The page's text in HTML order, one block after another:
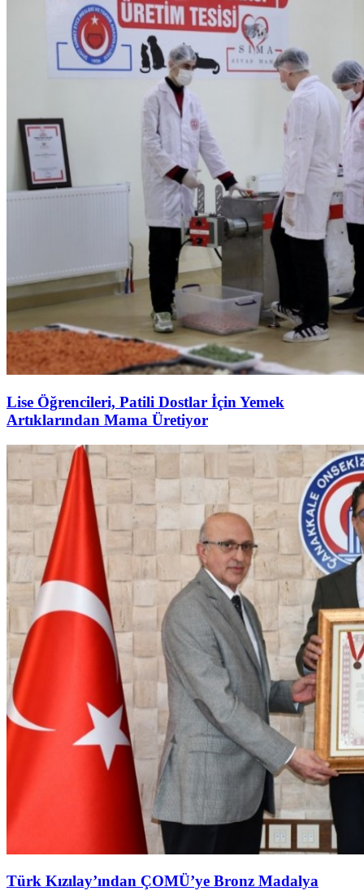
Lise Öğrencileri, Patili Dostlar İçin Yemek
Artıklarından Mama Üretiyor
Türk Kızılay’ından ÇOMÜ’ye Bronz Madalya